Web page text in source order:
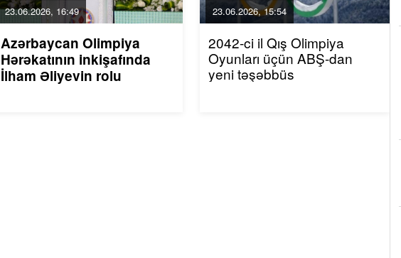
23.06.2026, 16:49
Azərbaycan Olimpiya
Hərəkatının inkişafında
İlham Əliyevin rolu
23.06.2026, 15:54
2042-ci il Qış Olimpiya
Oyunları üçün ABŞ-dan
yeni təşəbbüs